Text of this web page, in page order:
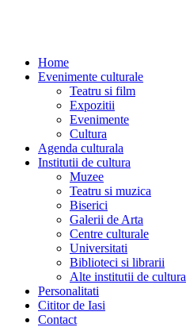
Home
Evenimente culturale
Teatru si film
Expozitii
Evenimente
Cultura
Agenda culturala
Institutii de cultura
Muzee
Teatru si muzica
Biserici
Galerii de Arta
Centre culturale
Universitati
Biblioteci si librarii
Alte institutii de cultura
Personalitati
Cititor de Iasi
Contact